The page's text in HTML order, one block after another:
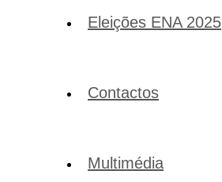
Eleições ENA 2025
Contactos
Multimédia